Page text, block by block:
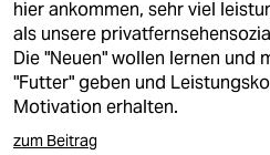
hier ankommen, sehr viel
als unsere
Die "Neuen" wollen lernen und
"Futter" geben und
Motivation erhalten.
zum Beitrag